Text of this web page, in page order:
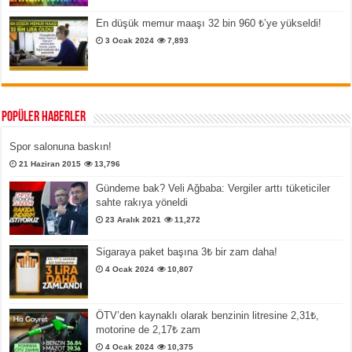
En düşük memur maaşı 32 bin 960 ₺’ye yükseldi!
3 Ocak 2024 7,893
Popüler Haberler
Spor salonuna baskın!
21 Haziran 2015 13,796
Gündeme bak? Veli Ağbaba: Vergiler arttı tüketiciler
sahte rakıya yöneldi
23 Aralık 2021 11,272
Sigaraya paket başına 3₺ bir zam daha!
4 Ocak 2024 10,807
ÖTV’den kaynaklı olarak benzinin litresine 2,31₺,
motorine de 2,17₺ zam
4 Ocak 2024 10,375